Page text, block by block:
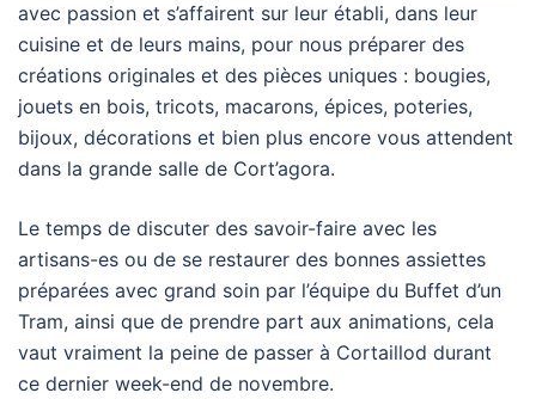
avec passion et s’affairent sur leur établi, dans leur
cuisine et de leurs mains, pour nous préparer des
créations originales et des pièces uniques : bougies,
jouets en bois, tricots, macarons, épices, poteries,
bijoux, décorations et bien plus encore vous attendent
dans la grande salle de Cort’agora.
Le temps de discuter des savoir-faire avec les
artisans-es ou de se restaurer des bonnes assiettes
préparées avec grand soin par l’équipe du Buffet d’un
Tram, ainsi que de prendre part aux animations, cela
vaut vraiment la peine de passer à Cortaillod durant
ce dernier week-end de novembre.